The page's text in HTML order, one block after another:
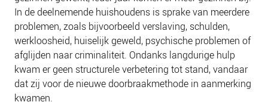
In de deelnemende huishoudens is sprake van meerdere
problemen, zoals bijvoorbeeld verslaving, schulden,
werkloosheid, huiselijk geweld, psychische problemen of
afglijden naar criminaliteit. Ondanks langdurige hulp
kwam er geen structurele verbetering tot stand, vandaar
dat zij voor de nieuwe doorbraakmethode in aanmerking
kwamen.